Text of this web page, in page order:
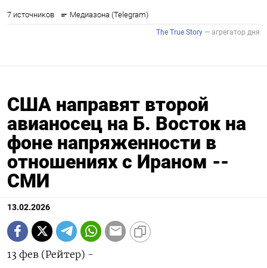
США направят второй
авианосец на Б. Восток на
фоне напряженности в
отношениях с Ираном --
СМИ
13.02.2026
13 фев (Рейтер) -